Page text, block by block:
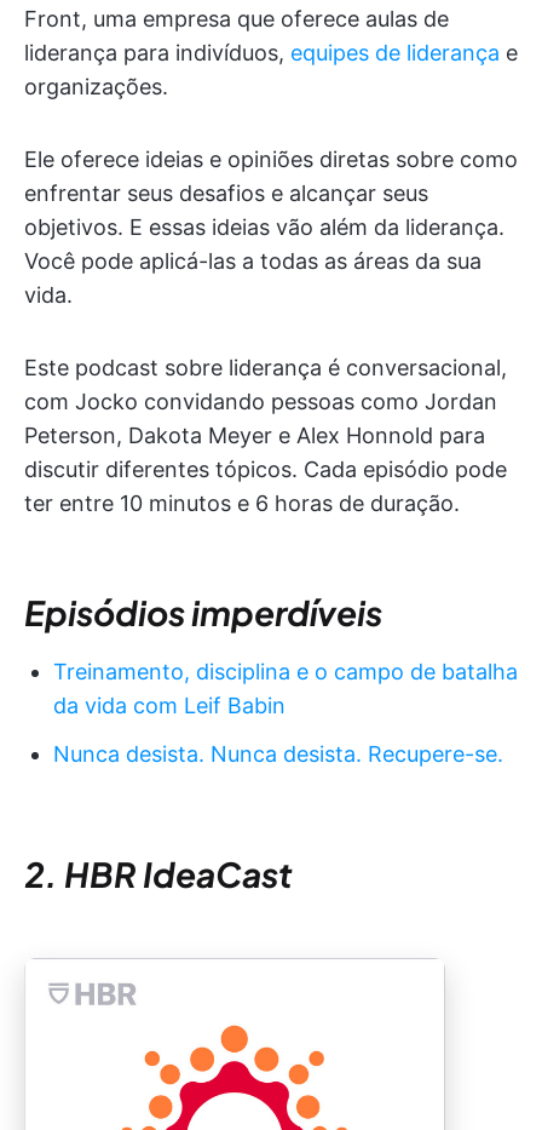
Front, uma empresa que oferece aulas de
liderança para indivíduos, equipes de liderança e
organizações.
Ele oferece ideias e opiniões diretas sobre como
enfrentar seus desafios e alcançar seus
objetivos. E essas ideias vão além da liderança.
Você pode aplicá-las a todas as áreas da sua
vida.
Este podcast sobre liderança é conversacional,
com Jocko convidando pessoas como Jordan
Peterson, Dakota Meyer e Alex Honnold para
discutir diferentes tópicos. Cada episódio pode
ter entre 10 minutos e 6 horas de duração.
Episódios imperdíveis
Treinamento, disciplina e o campo de batalha
da vida com Leif Babin
Nunca desista. Nunca desista. Recupere-se.
2. HBR IdeaCast